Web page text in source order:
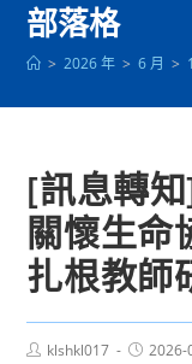
部落格
> 2026 年 > 6 月 >
[訊息轉
關懷生命
扎根教師
Postklshkl017
Post2026-